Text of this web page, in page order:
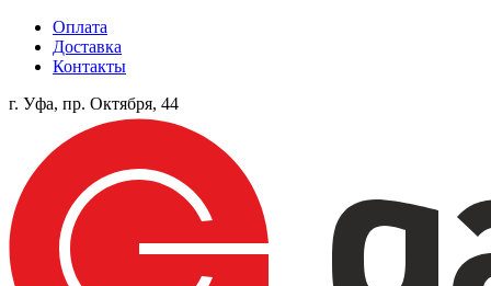
Оплата
Доставка
Контакты
г. Уфа, пр. Октября, 44